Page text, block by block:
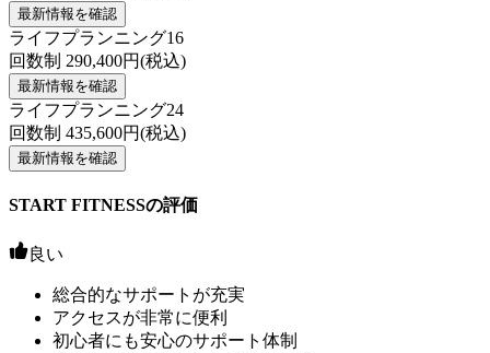
最新情報を確認
ライフプランニング16
回数制 290,400円(税込)
最新情報を確認
ライフプランニング24
回数制 435,600円(税込)
最新情報を確認
START FITNESSの評価
良い
総合的なサポートが充実
アクセスが非常に便利
初心者にも安心のサポート体制